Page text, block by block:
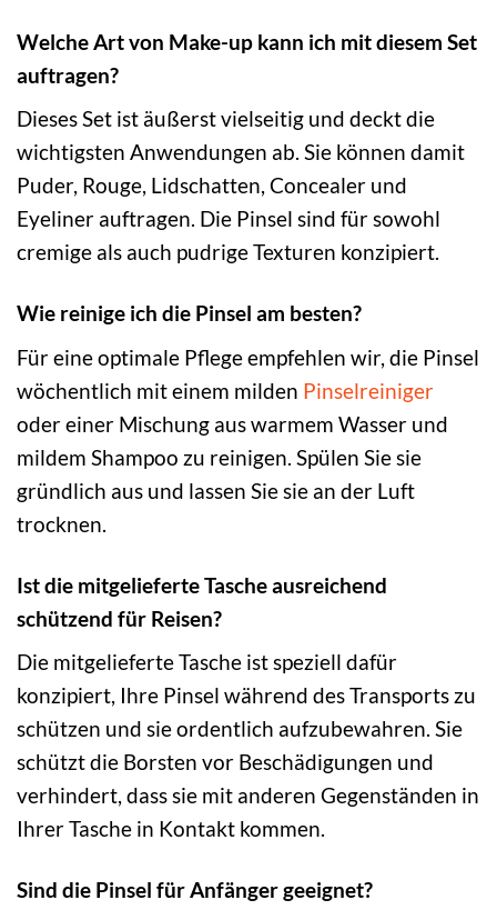
Welche Art von Make-up kann ich mit diesem Set
auftragen?
Dieses Set ist äußerst vielseitig und deckt die
wichtigsten Anwendungen ab. Sie können damit
Puder, Rouge, Lidschatten, Concealer und
Eyeliner auftragen. Die Pinsel sind für sowohl
cremige als auch pudrige Texturen konzipiert.
Wie reinige ich die Pinsel am besten?
Für eine optimale Pflege empfehlen wir, die Pinsel
wöchentlich mit einem milden Pinselreiniger
oder einer Mischung aus warmem Wasser und
mildem Shampoo zu reinigen. Spülen Sie sie
gründlich aus und lassen Sie sie an der Luft
trocknen.
Ist die mitgelieferte Tasche ausreichend
schützend für Reisen?
Die mitgelieferte Tasche ist speziell dafür
konzipiert, Ihre Pinsel während des Transports zu
schützen und sie ordentlich aufzubewahren. Sie
schützt die Borsten vor Beschädigungen und
verhindert, dass sie mit anderen Gegenständen in
Ihrer Tasche in Kontakt kommen.
Sind die Pinsel für Anfänger geeignet?